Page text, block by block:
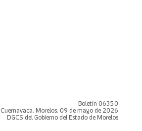
Boletín 06350
Cuernavaca, Morelos; 09 de mayo de 2026
DGCS del Gobierno del Estado de Morelos